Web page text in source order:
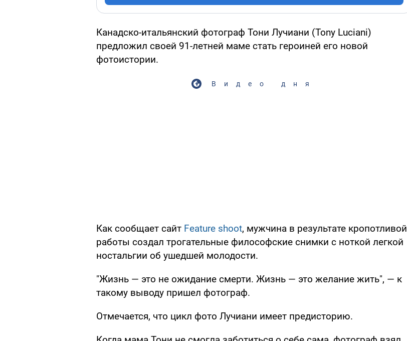
Канадско-итальянский фотограф Тони Лучиани (Tony Luciani)
предложил своей 91-летней маме стать героиней его новой
фотоистории.
Видео дня
Как сообщает сайт Feature shoot, мужчина в результате кропотливой
работы создал трогательные философские снимки с ноткой легкой
ностальгии об ушедшей молодости.
"Жизнь — это не ожидание смерти. Жизнь — это желание жить", — к
такому выводу пришел фотограф.
Отмечается, что цикл фото Лучиани имеет предисторию.